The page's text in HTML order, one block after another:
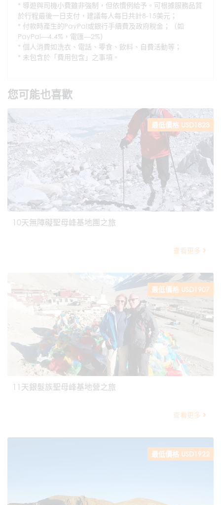
導遊與司機小費雖非強制，但依慣例給予。可根據服務品質
於行程最後一日支付，建議每人每日共計8-15美元；
付款時產生的PayPal或銀行手續費及政府稅金；（如
PayPal—4.4%，電匯—2%）
個人消費如洗衣、電話、零食、飲料、自費活動等；
未包含於「費用包含」之事項。
您可能也喜歡
最低價格 USD1823
10天無障礙聖母峰基地團之旅
查看更多
最低價格 USD1907
11天銀髮族聖母峰基地營之旅
查看更多
最低價格 USD1922